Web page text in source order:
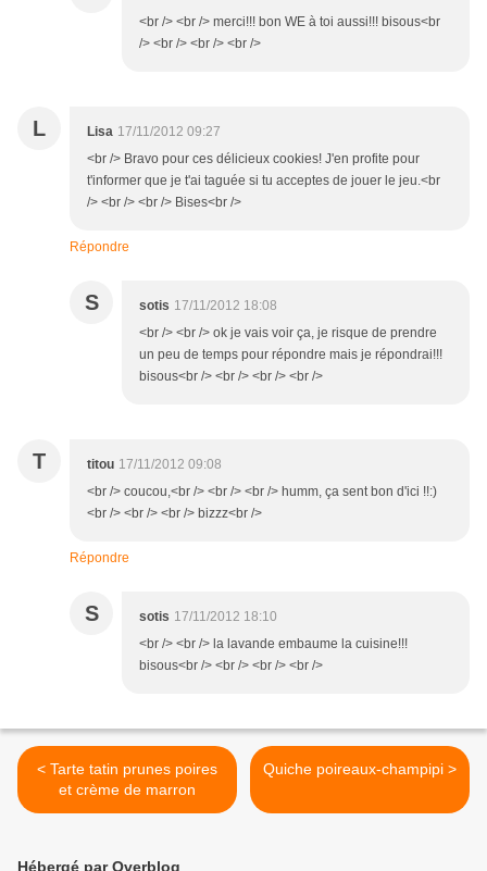
<br /> <br /> merci!!! bon WE à toi aussi!!! bisous<br
/> <br /> <br /> <br />
L Lisa 17/11/2012 09:27
<br /> Bravo pour ces délicieux cookies! J'en profite pour
t'informer que je t'ai taguée si tu acceptes de jouer le jeu.<br
/> <br /> <br /> Bises<br />
Répondre
S sotis 17/11/2012 18:08
<br /> <br /> ok je vais voir ça, je risque de prendre
un peu de temps pour répondre mais je répondrai!!!
bisous<br /> <br /> <br /> <br />
T titou 17/11/2012 09:08
<br /> coucou,<br /> <br /> <br /> humm, ça sent bon d'ici !!:)
<br /> <br /> <br /> bizzz<br />
Répondre
S sotis 17/11/2012 18:10
<br /> <br /> la lavande embaume la cuisine!!!
bisous<br /> <br /> <br /> <br />
< Tarte tatin prunes poires
et crème de marron
Quiche poireaux-champipi >
Hébergé par Overblog